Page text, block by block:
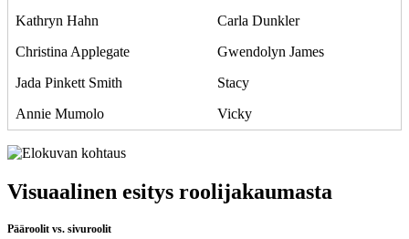
Kathryn Hahn
Carla Dunkler
Christina Applegate
Gwendolyn James
Jada Pinkett Smith
Stacy
Annie Mumolo
Vicky
Visuaalinen esitys roolijakaumasta
Pääroolit vs. sivuroolit